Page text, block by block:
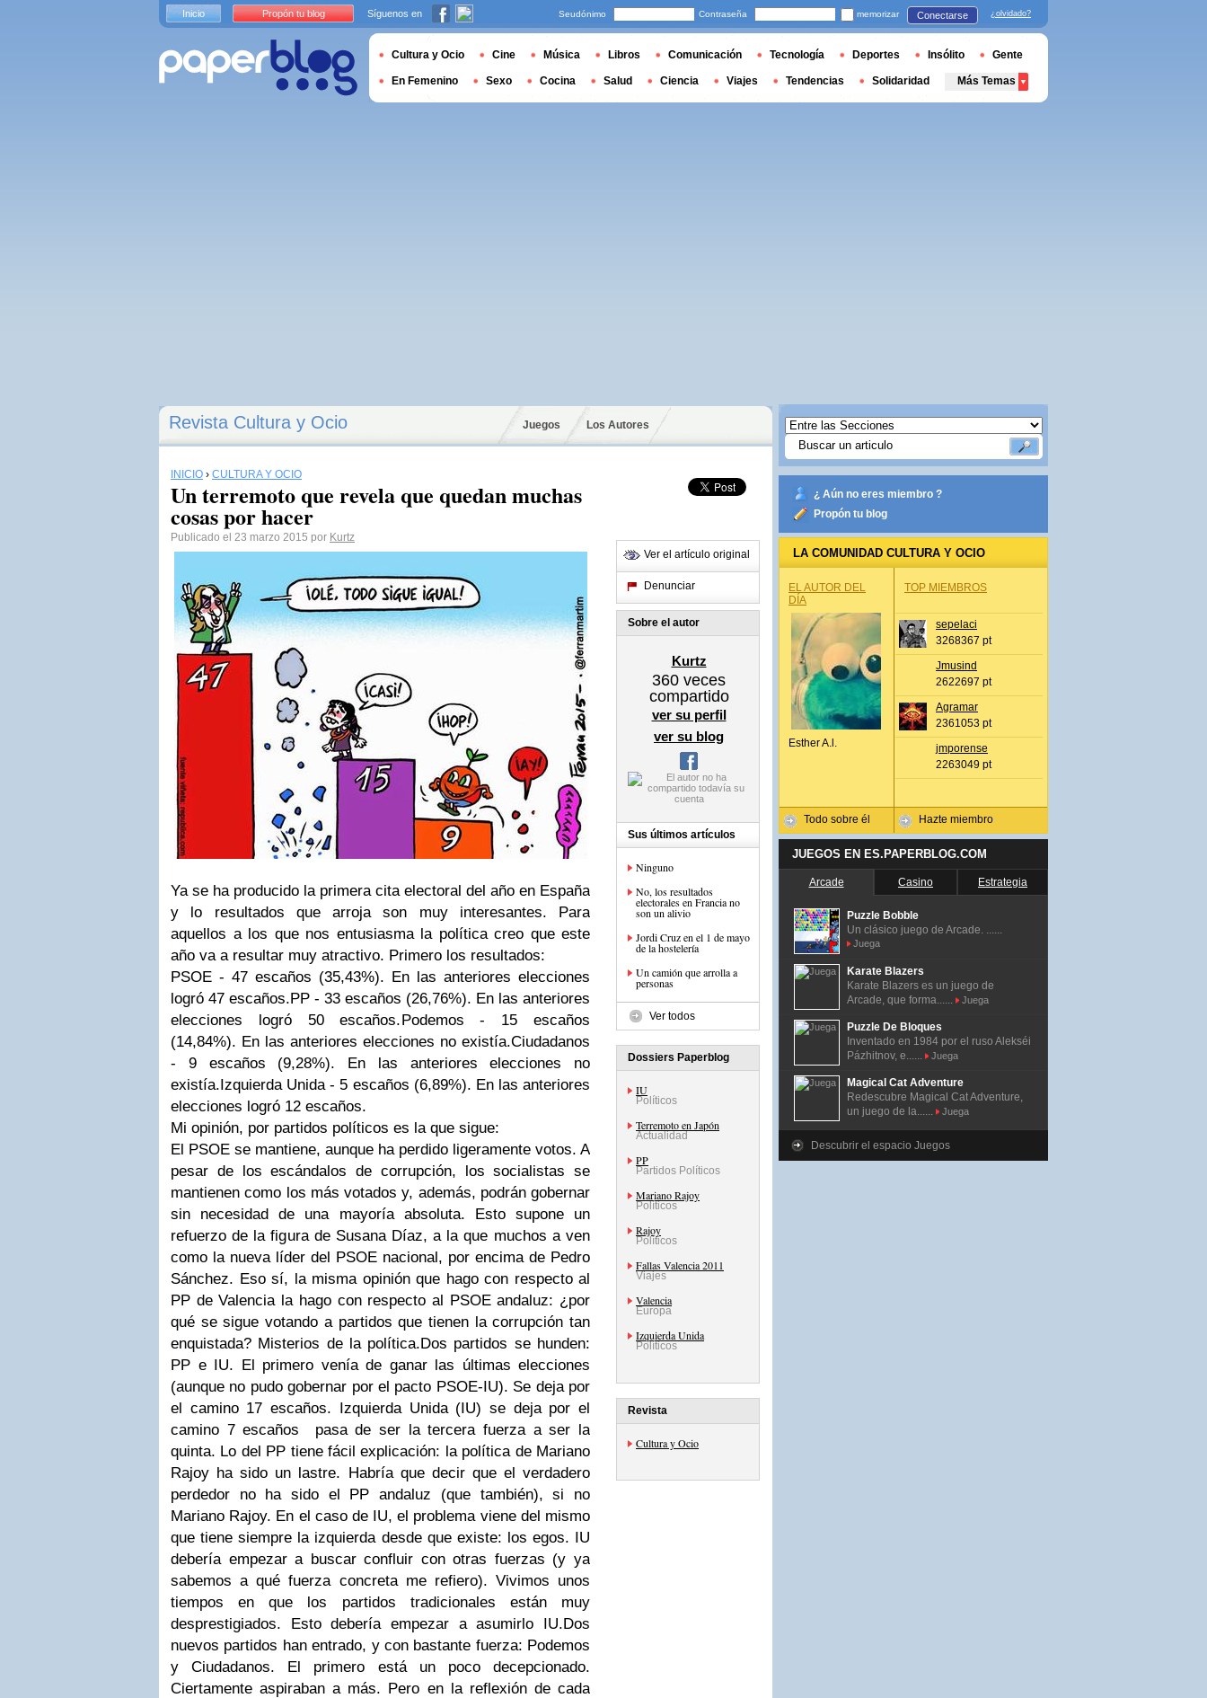
Revista Cultura y Ocio Juegos Los Autores
INICIO › CULTURA Y OCIO
Un terremoto que revela que quedan muchas
cosas por hacer
Publicado el 23 marzo 2015 por Kurtz
Ya se ha producido la primera cita electoral del año en España
y lo resultados que arroja son muy interesantes. Para
aquellos a los que nos entusiasma la política creo que este
año va a resultar muy atractivo. Primero los resultados:
PSOE - 47 escaños (35,43%). En las anteriores elecciones
logró 47 escaños.PP - 33 escaños (26,76%). En las anteriores
elecciones logró 50 escaños.Podemos - 15 escaños
(14,84%). En las anteriores elecciones no existía.Ciudadanos
- 9 escaños (9,28%). En las anteriores elecciones no
existía.Izquierda Unida - 5 escaños (6,89%). En las anteriores
elecciones logró 12 escaños.
Mi opinión, por partidos políticos es la que sigue:
El PSOE se mantiene, aunque ha perdido ligeramente votos. A
pesar de los escándalos de corrupción, los socialistas se
mantienen como los más votados y, además, podrán gobernar
sin necesidad de una mayoría absoluta. Esto supone un
refuerzo de la figura de Susana Díaz, a la que muchos a ven
como la nueva líder del PSOE nacional, por encima de Pedro
Sánchez. Eso sí, la misma opinión que hago con respecto al
PP de Valencia la hago con respecto al PSOE andaluz: ¿por
qué se sigue votando a partidos que tienen la corrupción tan
enquistada? Misterios de la política.Dos partidos se hunden:
PP e IU. El primero venía de ganar las últimas elecciones
(aunque no pudo gobernar por el pacto PSOE-IU). Se deja por
el camino 17 escaños. Izquierda Unida (IU) se deja por el
camino 7 escaños pasa de ser la tercera fuerza a ser la
quinta. Lo del PP tiene fácil explicación: la política de Mariano
Rajoy ha sido un lastre. Habría que decir que el verdadero
perdedor no ha sido el PP andaluz (que también), si no
Mariano Rajoy. En el caso de IU, el problema viene del mismo
que tiene siempre la izquierda desde que existe: los egos. IU
debería empezar a buscar confluir con otras fuerzas (y ya
sabemos a qué fuerza concreta me refiero). Vivimos unos
tiempos en que los partidos tradicionales están muy
desprestigiados. Esto debería empezar a asumirlo IU.Dos
nuevos partidos han entrado, y con bastante fuerza: Podemos
y Ciudadanos. El primero está un poco decepcionado.
Ciertamente aspiraban a más. Pero en la reflexión de cada
Ver el artículo original
Denunciar
Sobre el autor
Kurtz
360 veces
compartido
ver su perfil
ver su blog
Sus últimos artículos
Ninguno
No, los resultados
electorales en Francia no
son un alivio
Jordi Cruz en el 1 de mayo
de la hostelería
Un camión que arrolla a
personas
Ver todos
Dossiers Paperblog
IU
Políticos
Terremoto en Japón
Actualidad
PP
Partidos Políticos
Mariano Rajoy
Políticos
Rajoy
Políticos
Fallas Valencia 2011
Viajes
Valencia
Europa
Izquierda Unida
Políticos
Revista
Cultura y Ocio
¿ Aún no eres miembro ?
Propón tu blog
LA COMUNIDAD CULTURA Y OCIO
EL AUTOR DEL
DÍA
Esther A.l.
Todo sobre él
TOP MIEMBROS
sepelaci
3268367 pt
Jmusind
2622697 pt
Agramar
2361053 pt
jmporense
2263049 pt
Hazte miembro
JUEGOS EN ES.PAPERBLOG.COM
Arcade Casino Estrategia
Puzzle Bobble
Un clásico juego de Arcade. ......
Juega
Karate Blazers
Karate Blazers es un juego de
Arcade, que forma......
Juega
Puzzle De Bloques
Inventado en 1984 por el ruso Alekséi
Pázhitnov, e......
Juega
Magical Cat Adventure
Redescubre Magical Cat Adventure,
un juego de la......
Juega
Descubrir el espacio Juegos
Inicio Propón tu blog Síguenos en Seudónimo Contraseña memorizar Conectarse ¿olvidado?
Cultura y Ocio Cine Música Libros Comunicación Tecnología Deportes Insólito Gente
En Femenino Sexo Cocina Salud Ciencia Viajes Tendencias Solidaridad Más Temas